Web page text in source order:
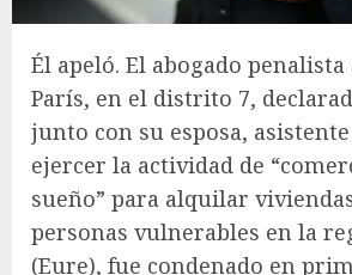
Él apeló. El abogado penalista
París, en el distrito 7,
junto con su esposa,
ejercer la actividad de
sueño” para alquilar
personas vulnerables en la
(Eure), fue condenado en